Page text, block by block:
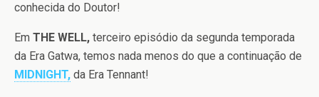
conhecida do Doutor!
Em THE WELL, terceiro episódio da segunda temporada
da Era Gatwa, temos nada menos do que a continuação de
MIDNIGHT, da Era Tennant!